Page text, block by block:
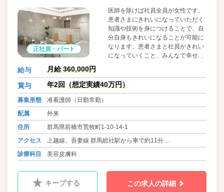
正社員・パート
医師を除けば社員全員が女性です。
患者さまにきれいになっていただく
知識や技術を身につけることで、自
分自身もきれいになることが可能に
なります。患者さまと社員がきれい
になっていくこと、みんなで幸せに
えています。 美容未経験の方でもや
る気があり、一生懸命頑張れる方は
給与 月給 360,000円
賞与 年2回（想定実績40万円）
募集形態
准看護師（日勤常勤）
配属
外来
住所
群馬県前橋市荒牧町1-10-14-1
アクセス
上越線、吾妻線 群馬総社駅から車で約11分
上毛線 中央前橋駅から車で約14分
診療科目 美容皮膚科
キープする この求人の詳細